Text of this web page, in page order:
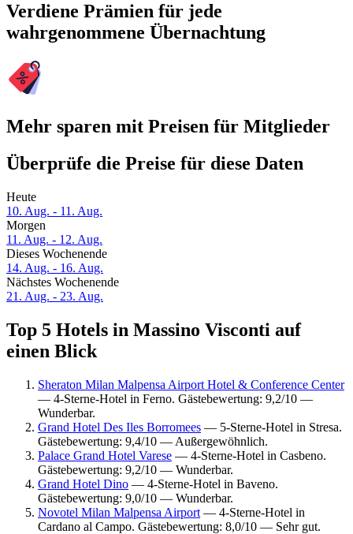
Verdiene Prämien für jede
wahrgenommene Übernachtung
Mehr sparen mit Preisen für Mitglieder
Überprüfe die Preise für diese Daten
Heute
10. Aug. - 11. Aug.
Morgen
11. Aug. - 12. Aug.
Dieses Wochenende
14. Aug. - 16. Aug.
Nächstes Wochenende
21. Aug. - 23. Aug.
Top 5 Hotels in Massino Visconti auf
einen Blick
Sheraton Milan Malpensa Airport Hotel & Conference Center
— 4-Sterne-Hotel in Ferno. Gästebewertung: 9,2/10 —
Wunderbar.
Grand Hotel Des Iles Borromees — 5-Sterne-Hotel in Stresa.
Gästebewertung: 9,4/10 — Außergewöhnlich.
Palace Grand Hotel Varese — 4-Sterne-Hotel in Casbeno.
Gästebewertung: 9,2/10 — Wunderbar.
Grand Hotel Dino — 4-Sterne-Hotel in Baveno.
Gästebewertung: 9,0/10 — Wunderbar.
Novotel Milan Malpensa Airport — 4-Sterne-Hotel in
Cardano al Campo. Gästebewertung: 8,0/10 — Sehr gut.